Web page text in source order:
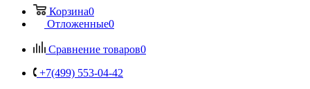
Корзина0
Отложенные0
Сравнение товаров0
+7(499) 553-04-42